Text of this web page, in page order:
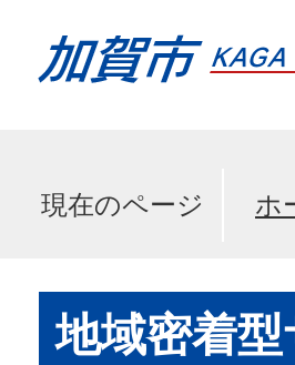
現在のページ ホ
地域密着